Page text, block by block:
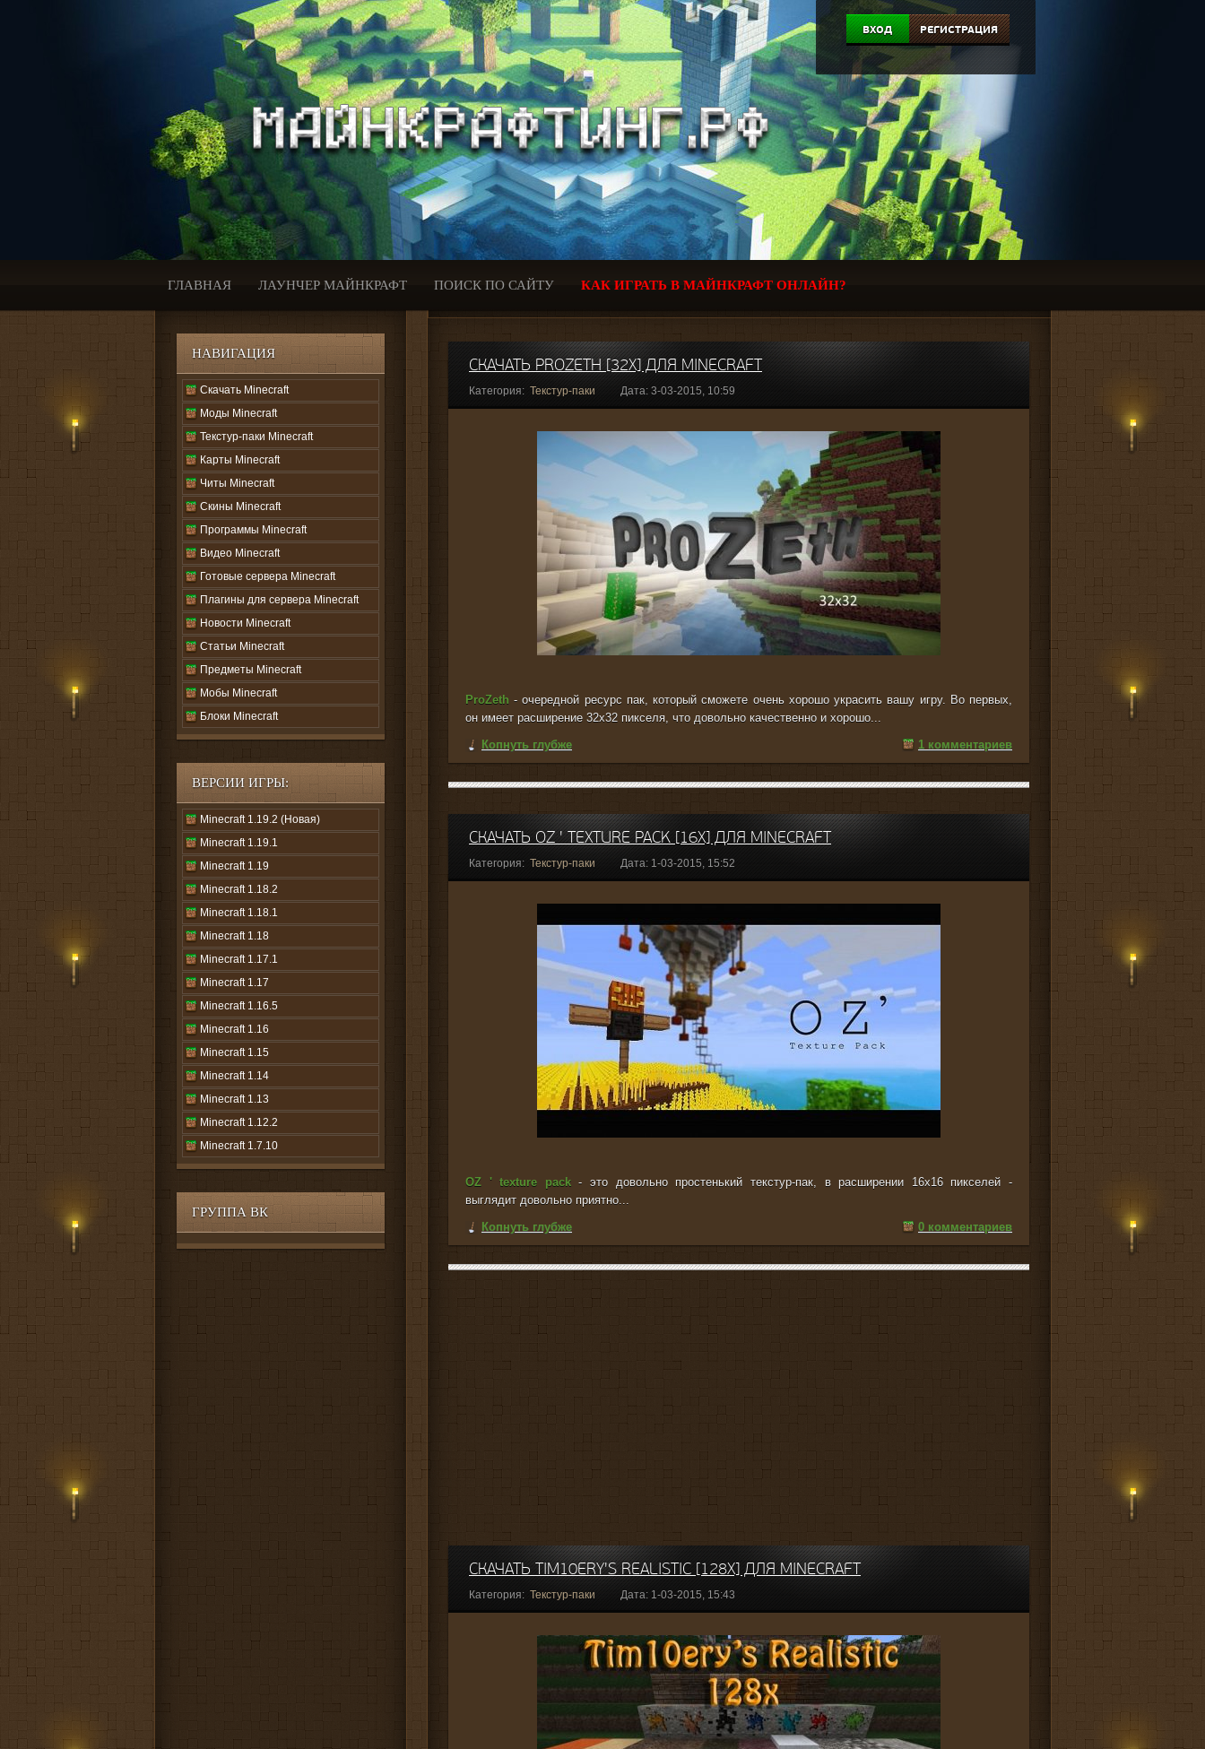
ВХОД РЕГИСТРАЦИЯ
ГЛАВНАЯ ЛАУНЧЕР МАЙНКРАФТ ПОИСК ПО САЙТУ КАК ИГРАТЬ В МАЙНКРАФТ ОНЛАЙН?
НАВИГАЦИЯ
Скачать Minecraft
Моды Minecraft
Текстур-паки Minecraft
Карты Minecraft
Читы Minecraft
Скины Minecraft
Программы Minecraft
Видео Minecraft
Готовые сервера Minecraft
Плагины для сервера Minecraft
Новости Minecraft
Статьи Minecraft
Предметы Minecraft
Мобы Minecraft
Блоки Minecraft
ВЕРСИИ ИГРЫ:
Minecraft 1.19.2 (Новая)
Minecraft 1.19.1
Minecraft 1.19
Minecraft 1.18.2
Minecraft 1.18.1
Minecraft 1.18
Minecraft 1.17.1
Minecraft 1.17
Minecraft 1.16.5
Minecraft 1.16
Minecraft 1.15
Minecraft 1.14
Minecraft 1.13
Minecraft 1.12.2
Minecraft 1.7.10
ГРУППА ВК
СКАЧАТЬ PROZETH [32X] ДЛЯ MINECRAFT
Категория: Текстур-паки Дата: 3-03-2015, 10:59
ProZeth - очередной ресурс пак, который сможете очень хорошо украсить вашу игру. Во первых,
он имеет расширение 32x32 пикселя, что довольно качественно и хорошо...
Копнуть глубже
1 комментариев
СКАЧАТЬ OZ ' TEXTURE PACK [16X] ДЛЯ MINECRAFT
Категория: Текстур-паки Дата: 1-03-2015, 15:52
OZ ' texture pack- это довольно простенький текстур-пак, в расширении 16x16 пикселей -
выглядит довольно приятно...
Копнуть глубже
0 комментариев
СКАЧАТЬ TIM10ERY'S REALISTIC [128X] ДЛЯ MINECRAFT
Категория: Текстур-паки Дата: 1-03-2015, 15:43